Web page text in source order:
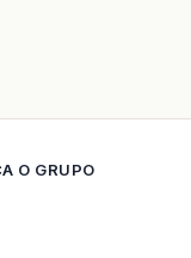
O GRUPO